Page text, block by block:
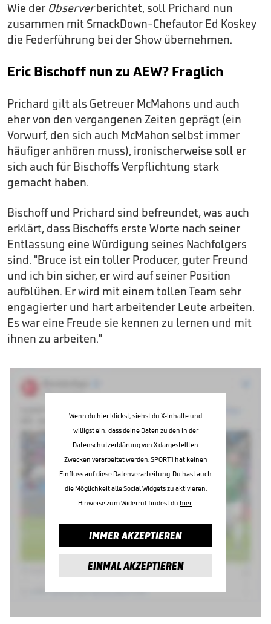
Wie der Observerberichtet, soll Prichard nun
zusammen mit SmackDown-Chefautor Ed Koskey
die Federführung bei der Show übernehmen.
Eric Bischoff nun zu AEW? Fraglich
Prichard gilt als Getreuer McMahons und auch
eher von den vergangenen Zeiten geprägt (ein
Vorwurf, den sich auch McMahon selbst immer
häufiger anhören muss), ironischerweise soll er
sich auch für Bischoffs Verpflichtung stark
gemacht haben.
Bischoff und Prichard sind befreundet, was auch
erklärt, dass Bischoffs erste Worte nach seiner
Entlassung eine Würdigung seines Nachfolgers
sind. "Bruce ist ein toller Producer, guter Freund
und ich bin sicher, er wird auf seiner Position
aufblühen. Er wird mit einem tollen Team sehr
engagierter und hart arbeitender Leute arbeiten.
Es war eine Freude sie kennen zu lernen und mit
ihnen zu arbeiten."
Wenn du hier klickst, siehst du X-Inhalte und
willigst ein, dass deine Daten zu den in der
Datenschutzerklärung von Xdargestellten
Zwecken verarbeitet werden. SPORT1 hat keinen
Einfluss auf diese Datenverarbeitung. Du hast auch
die Möglichkeit alle Social Widgets zu aktivieren.
Hinweise zum Widerruf findest du hier.
IMMER AKZEPTIEREN
EINMAL AKZEPTIEREN